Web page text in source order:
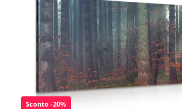
Sconto -20%